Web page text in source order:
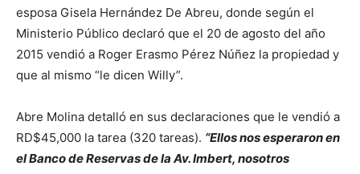
esposa Gisela Hernández De Abreu, donde según el
Ministerio Público declaró que el 20 de agosto del año
2015 vendió a Roger Erasmo Pérez Núñez la propiedad y
que al mismo “le dicen Willy”.
Abre Molina detalló en sus declaraciones que le vendió a
RD$45,000 la tarea (320 tareas). “Ellos nos esperaron en
el Banco de Reservas de la Av. Imbert, nosotros